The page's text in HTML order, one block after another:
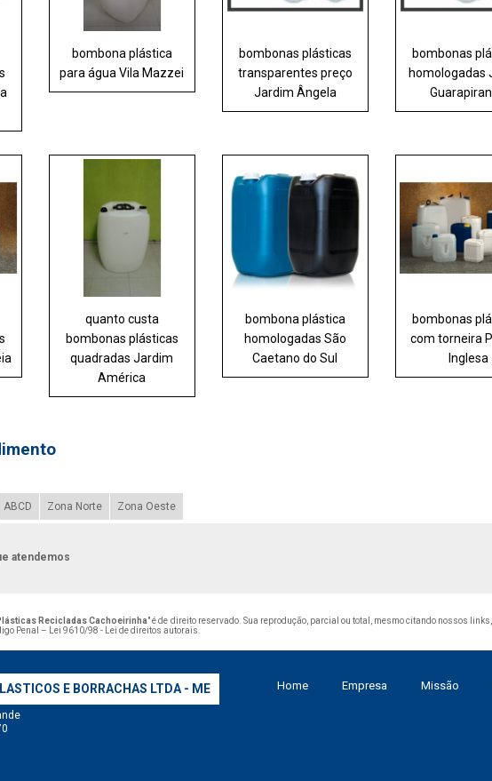
bombona plástica
para água Vila Mazzei
bombonas plásticas
transparentes preço
Jardim Ângela
bombonas
homologadas
quanto custa
bombonas plásticas
quadradas Jardim
América
bombona plástica
homologadas São
Caetano do Sul
bombonas
com torneira
Inglesa
ABCD Zona Norte Zona Oeste
atendemos
Recicladas Cachoeirinha" é de direito reservado. Sua reprodução, parcial ou total, mesmo citando nossos
Penal –
Lei 9610/98 - Lei de direitos autorais
E BORRACHAS LTDA - ME Home Empresa Missão